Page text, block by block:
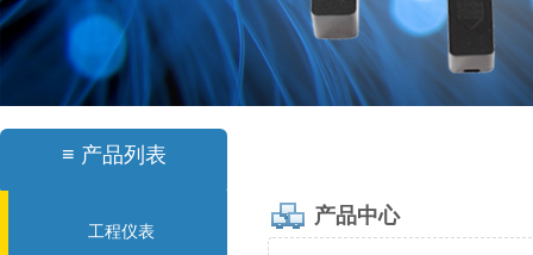
≡ 产品列表
工程仪表
产品中心